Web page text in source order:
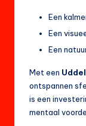
Een
Een
Een
Met een
ontspannen
is een
mentaal